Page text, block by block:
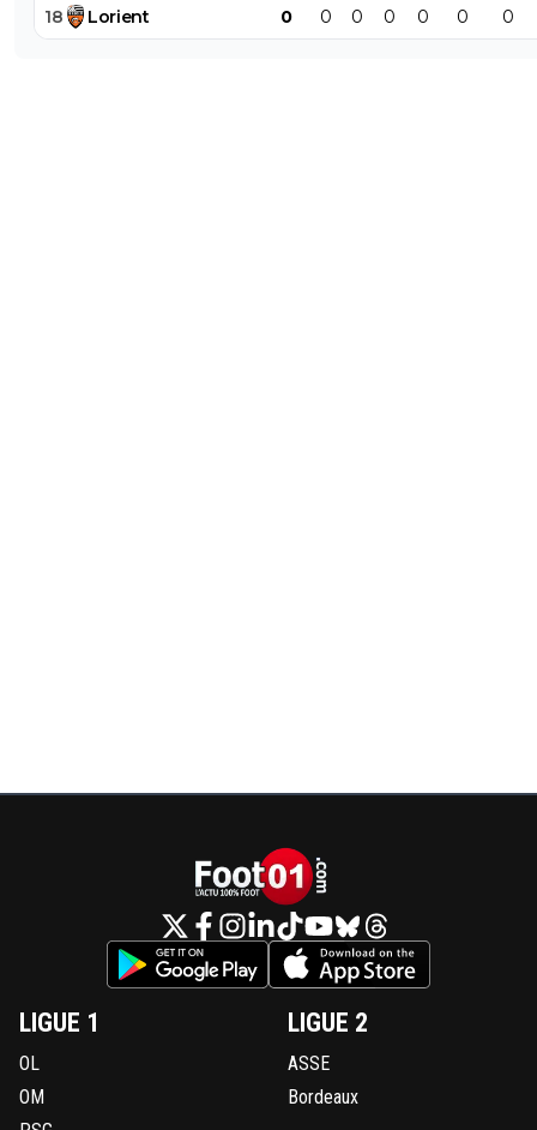
18 Lorient 0 0 0 0 0 0 0
LIGUE 1
OL
OM
LIGUE 2
ASSE
Bordeaux